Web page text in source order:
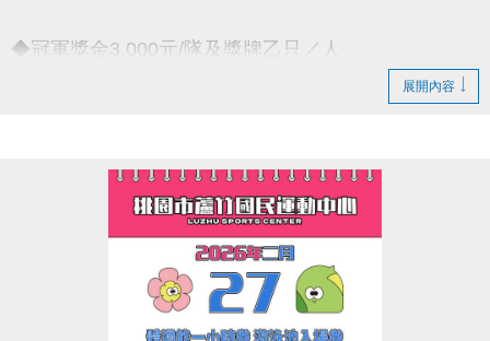
◆冠軍獎金3,000元/隊及獎牌乙只／人
小編無受理線上報名 詳細競賽規程請 #掃描海報 QR
或 ◆網址 https://reurl.cc/VmyZo5
以下為完整賽事資訊與注意事項，請參賽選手務必詳
展開內容